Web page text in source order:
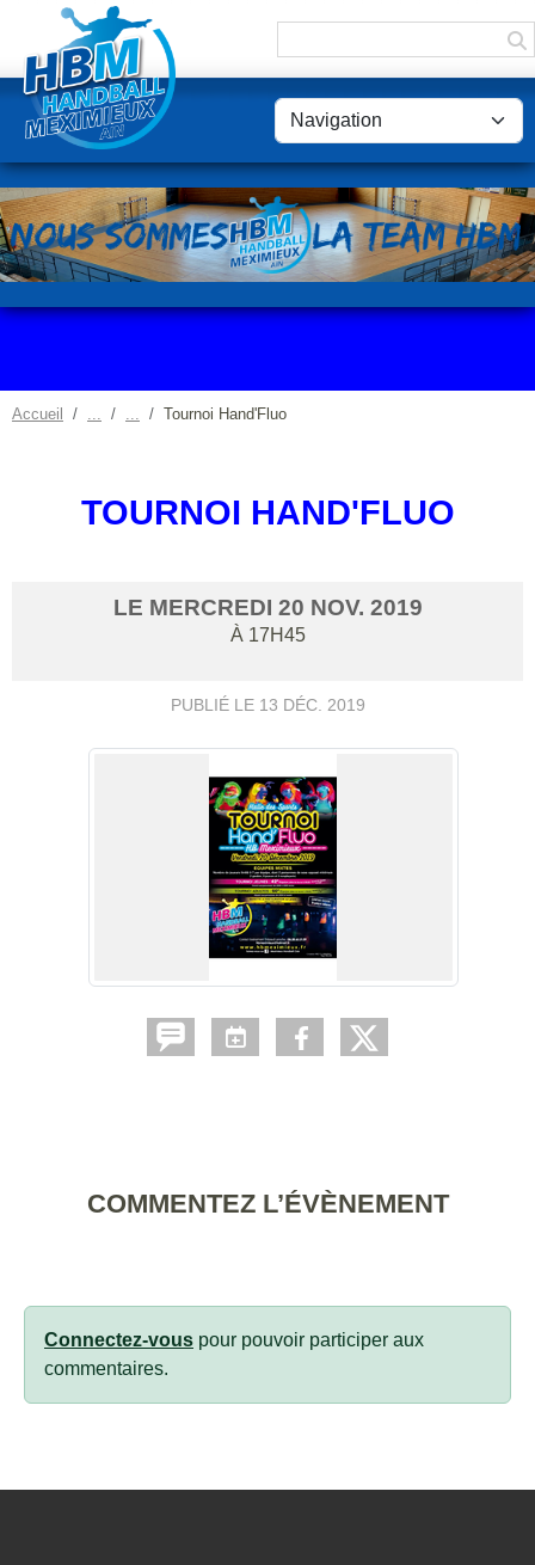
Accueil Tournoi Hand'Fluo
TOURNOI HAND'FLUO
LE MERCREDI 20 NOV. 2019
À 17H45
PUBLIÉ LE 13 DÉC. 2019
COMMENTEZ L’ÉVÈNEMENT
Connectez-vous pour pouvoir participer aux
commentaires.
Panneau de gestion des cookies